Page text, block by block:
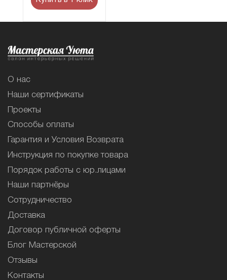
О нас
Наши сертификаты
Проекты
Способы оплаты
Гарантия и Условия Возврата
Инструкция по покупке товара
Порядок работы с юр.лицами
Наши партнёры
Сотрудничество
Доставка
Договор публичной оферты
Блог Мастерской
Отзывы
Контакты